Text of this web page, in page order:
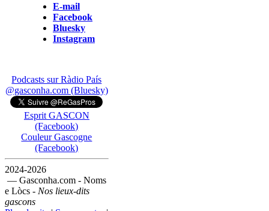
E-mail
Facebook
Bluesky
Instagram
Podcasts sur Ràdio País
@gasconha.com (Bluesky)
Esprit GASCON
(Facebook)
Couleur Gascogne
(Facebook)
2024-2026
— Gasconha.com - Noms
e Lòcs - Nos lieux-dits
gascons